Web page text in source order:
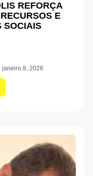
REFORÇA
E
SOCIAIS
janeiro 8, 2026